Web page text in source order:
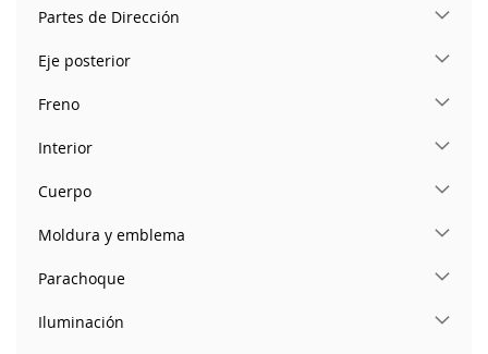
Partes de Dirección
Eje posterior
Freno
Interior
Cuerpo
Moldura y emblema
Parachoque
Iluminación